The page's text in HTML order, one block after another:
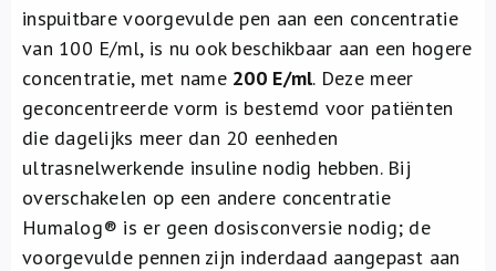
inspuitbare voorgevulde pen aan een concentratie
van 100 E/ml, is nu ook beschikbaar aan een hogere
concentratie, met name 200 E/ml. Deze meer
geconcentreerde vorm is bestemd voor patiënten
die dagelijks meer dan 20 eenheden
ultrasnelwerkende insuline nodig hebben. Bij
overschakelen op een andere concentratie
Humalog® is er geen dosisconversie nodig; de
voorgevulde pennen zijn inderdaad aangepast aan